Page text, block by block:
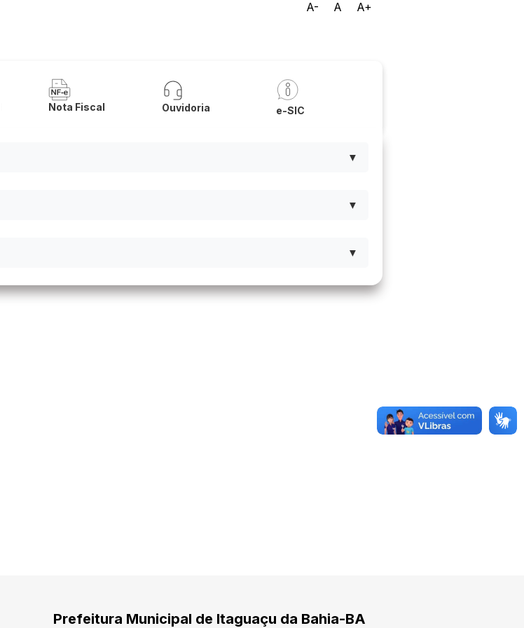
A- A
A+
Nota Fiscal Ouvidoria e-SIC
▼
▼
▼
Prefeitura Municipal de Itaguaçu da Bahia-BA